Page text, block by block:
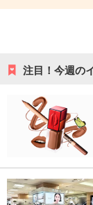
注目！今週の